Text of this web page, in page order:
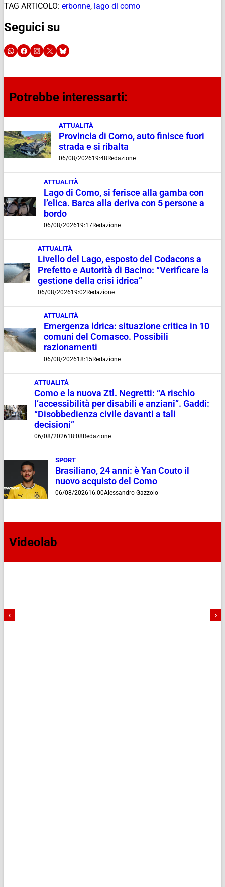
TAG ARTICOLO: erbonne, lago di como
Seguici su
Potrebbe interessarti:
ATTUALITÀ
Provincia di Como, auto finisce fuori
strada e si ribalta
06/08/202619:48 Redazione
ATTUALITÀ
Lago di Como, si ferisce alla gamba con
l’elica. Barca alla deriva con 5 persone a
bordo
06/08/202619:17Redazione
ATTUALITÀ
Livello del Lago, esposto del Codacons a
Prefetto e Autorità di Bacino: “Verificare la
gestione della crisi idrica”
06/08/202619:02Redazione
ATTUALITÀ
Emergenza idrica: situazione critica in 10
comuni del Comasco. Possibili
razionamenti
06/08/202618:15Redazione
ATTUALITÀ
Como e la nuova Ztl. Negretti: “A rischio
l’accessibilità per disabili e anziani”. Gaddi:
“Disobbedienza civile davanti a tali
decisioni”
06/08/202618:08 Redazione
SPORT
Brasiliano, 24 anni: è Yan Couto il
nuovo acquisto del Como
06/08/202616:00Alessandro Gazzolo
Videolab
‹ ›